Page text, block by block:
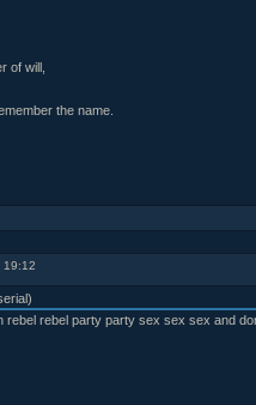
of will,
the name.
19:12
rebel rebel party party sex sex sex and